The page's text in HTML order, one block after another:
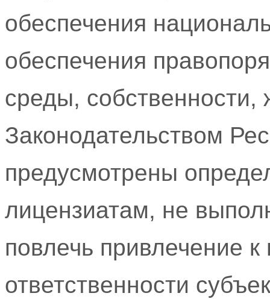
обеспечения
обеспечения
среды, собственности,
Законодательством
предусмотрены
лицензиатам, не
повлечь привлечение
ответственности